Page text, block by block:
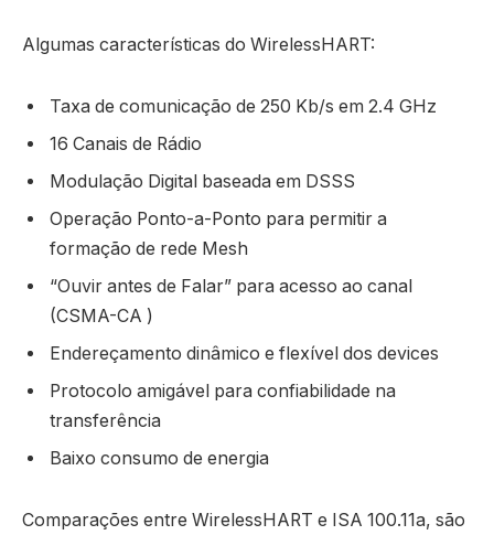
Algumas características do WirelessHART:
Taxa de comunicação de 250 Kb/s em 2.4 GHz
16 Canais de Rádio
Modulação Digital baseada em DSSS
Operação Ponto-a-Ponto para permitir a
formação de rede Mesh
“Ouvir antes de Falar” para acesso ao canal
(CSMA-CA )
Endereçamento dinâmico e flexível dos devices
Protocolo amigável para confiabilidade na
transferência
Baixo consumo de energia
Comparações entre WirelessHART e ISA 100.11a, são